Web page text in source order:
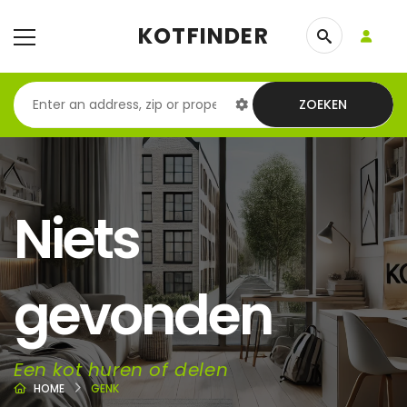
KOTFINDER
ZOEKEN
Niets
gevonden
Een kot huren of delen
HOME GENK